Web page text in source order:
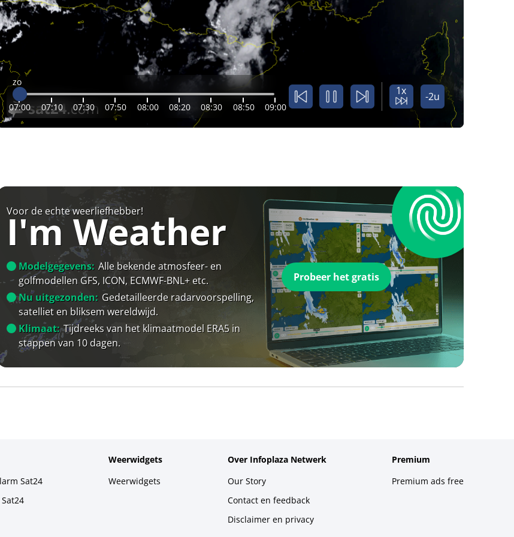
zo
07:00 07:10 07:30 07:50 08:00 08:20 08:30 08:50 09:00
1x -2u
Voor de echte weerliefhebber!
I'm Weather
Modelgegevens: Alle bekende atmosfeer- en
golfmodellen GFS, ICON, ECMWF-BNL+ etc.
Nu uitgezonden: Gedetailleerde radarvoorspelling,
satelliet en bliksem wereldwijd.
Klimaat: Tijdreeks van het klimaatmodel ERA5 in
stappen van 10 dagen.
Probeer het gratis
Sat24
Weerwidgets
Weerwidgets
Over Infoplaza Netwerk
Our Story
Contact en feedback
Disclaimer en privacy
Premium
Premium ads free